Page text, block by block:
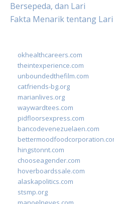
Bersepeda, dan Lari
Fakta Menarik tentang
okhealthcareers.com
theintexperience.com
unboundedthefilm.com
catfriends-bg.org
marianlives.org
waywardtees.com
pidfloorsexpress.com
bancodevenezuelaen.com
hingstonnt.com
chooseagender.com
hoverboardssale.com
alaskapolitics.com
stsmp.org